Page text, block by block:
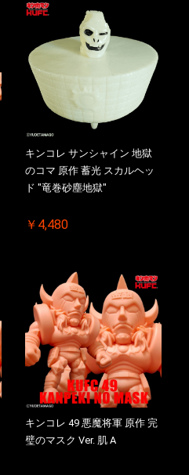
キンコレ サンシャイン 地獄
のコマ 原作 蓄光 スカルヘッ
ド "竜巻砂塵地獄"
￥4,480
キンコレ 49 悪魔将軍 原作 完
璧のマスク Ver. 肌 A